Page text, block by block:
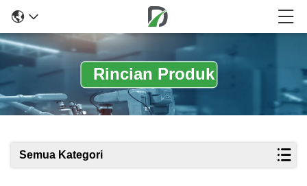
Rincian Produk
Semua Kategori